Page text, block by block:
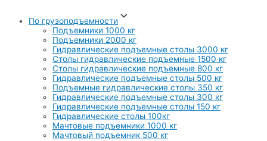
По грузоподъемности
Подъемники 1000 кг
Подъемники 2000 кг
Гидравлические подъемные столы 3000 кг
Столы гидравлические подъемные 1500 кг
Столы гидравлические подъемные 800 кг
Гидравлические подъемные столы 500 кг
Подъемные гидравлические столы 350 кг
Гидравлические подъемные столы 300 кг
Гидравлические подъемные столы 150 кг
Гидравлические столы 100кг
Мачтовые подъемники 1000 кг
Мачтовый подъемник 500 кг